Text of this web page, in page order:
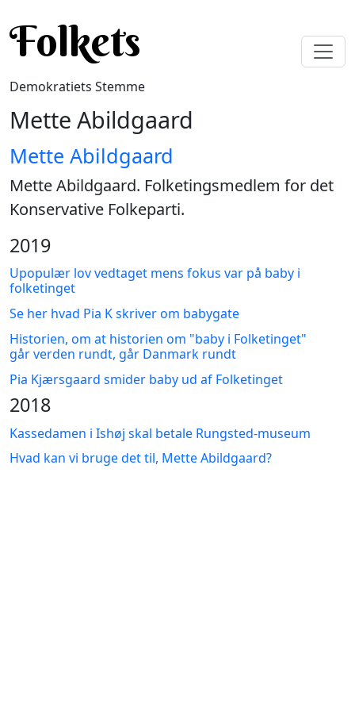
Folkets
Demokratiets Stemme
Mette Abildgaard
Mette Abildgaard
Mette Abildgaard. Folketingsmedlem for det
Konservative Folkeparti.
2019
Upopulær lov vedtaget mens fokus var på baby i
folketinget
Se her hvad Pia K skriver om babygate
Historien, om at historien om "baby i Folketinget"
går verden rundt, går Danmark rundt
Pia Kjærsgaard smider baby ud af Folketinget
2018
Kassedamen i Ishøj skal betale Rungsted-museum
Hvad kan vi bruge det til, Mette Abildgaard?